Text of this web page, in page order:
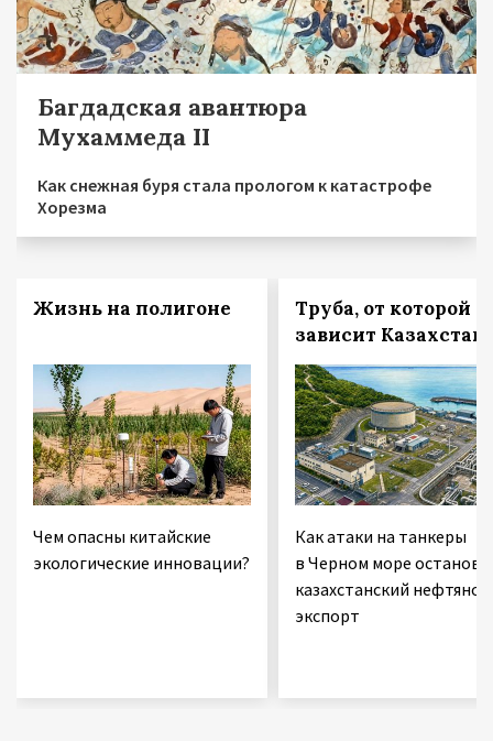
Багдадская авантюра
Мухаммеда II
Как снежная буря стала прологом к катастрофе
Хорезма
Жизнь на полигоне
Чем опасны китайские
экологические инновации?
Труба, от которой
зависит Казахстан
Как атаки на танкеры
в Черном море
казахстанский нефтяной
экспорт